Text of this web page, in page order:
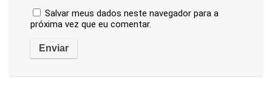
Salvar meus dados neste navegador para a
próxima vez que eu comentar.